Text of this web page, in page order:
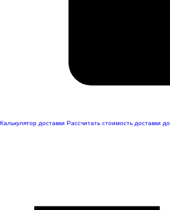
Калькулятор доставки Рассчитать стоимость доставки